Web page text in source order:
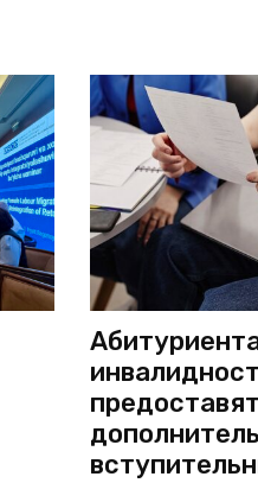
предоставят